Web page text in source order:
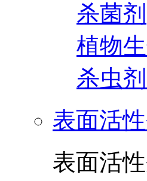
杀菌剂
植物
杀虫
表面活性
表面活性